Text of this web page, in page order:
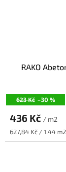
623 Kč –30 %
RAKO
436 Kč / m2
Měrná
cena:
627,84 Kč / 1.44 m2